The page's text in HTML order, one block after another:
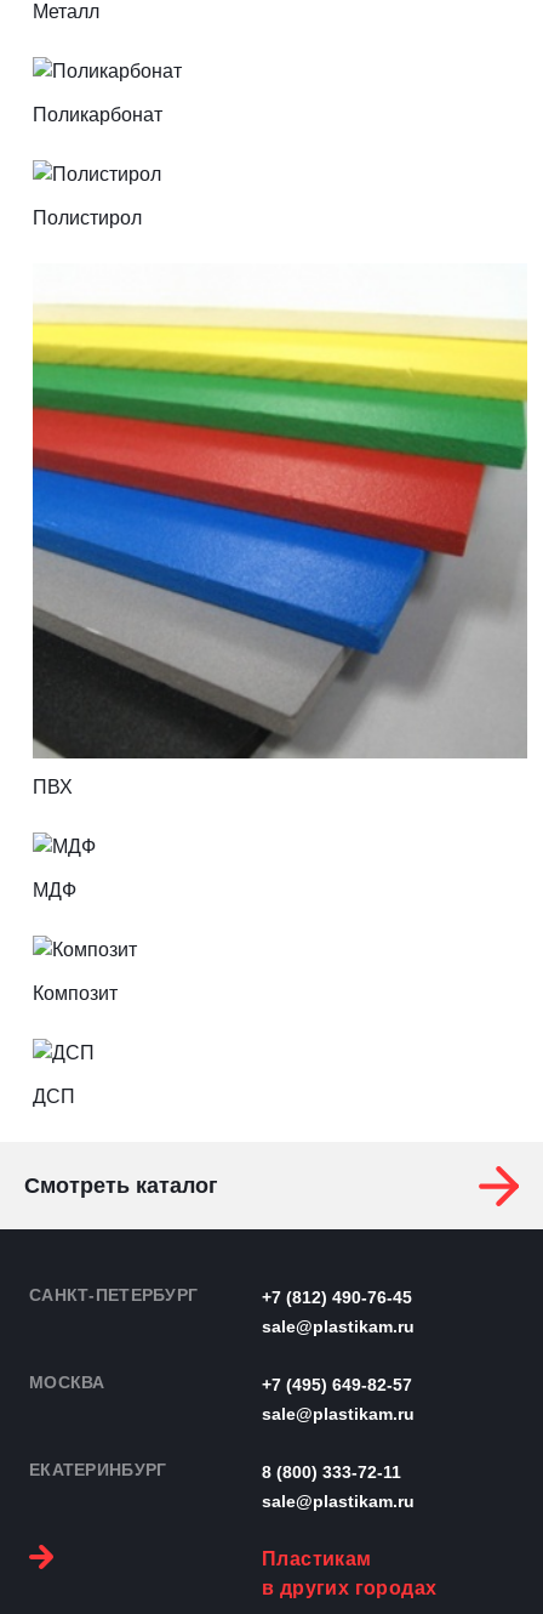
Металл
Поликарбонат
Полистирол
ПВХ
МДФ
Композит
ДСП
Смотреть каталог
САНКТ-ПЕТЕРБУРГ
+7 (812) 490-76-45
sale@plastikam.ru
МОСКВА
+7 (495) 649-82-57
sale@plastikam.ru
ЕКАТЕРИНБУРГ
8 (800) 333-72-11
sale@plastikam.ru
Пластикам
в других городах